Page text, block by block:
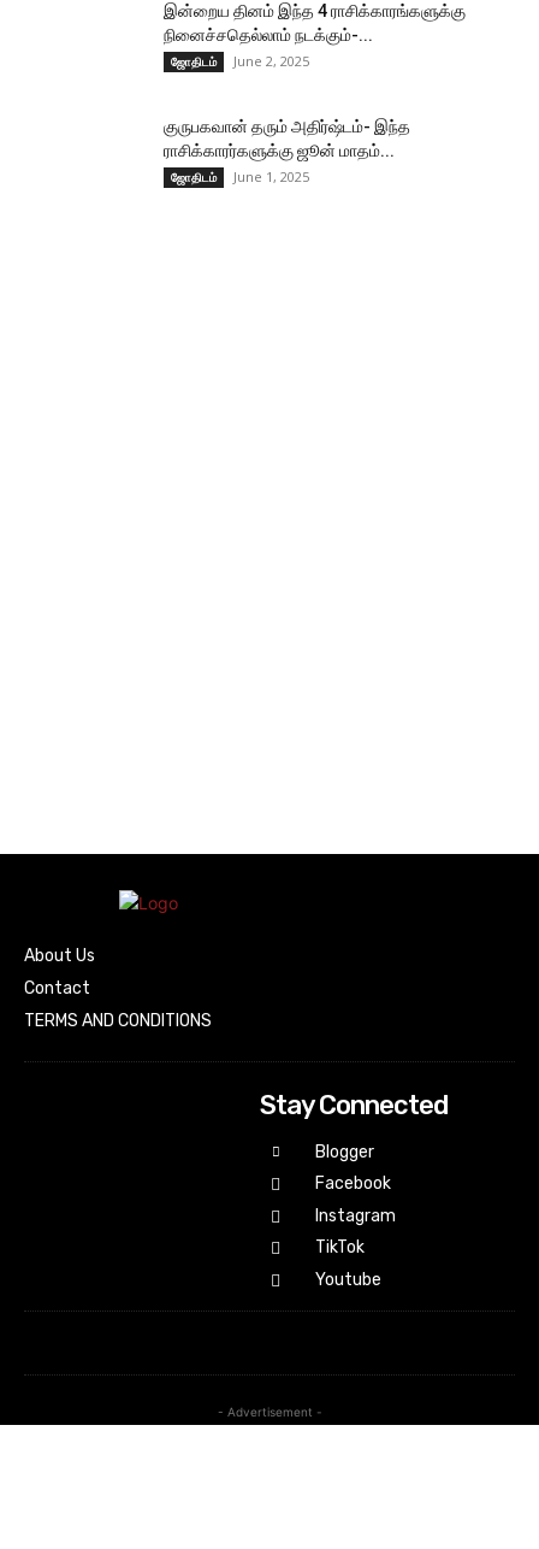
இன்றைய தினம் இந்த 4 ராசிக்காரங்களுக்கு
நினைச்சதெல்லாம் நடக்கும்-...
ஜோதிடம் June 2, 2025
குருபகவான் தரும் அதிர்ஷ்டம்- இந்த
ராசிக்காரர்களுக்கு ஜூன் மாதம்...
ஜோதிடம் June 1, 2025
About Us
Contact
TERMS AND CONDITIONS
Stay Connected
Blogger
Facebook
Instagram
TikTok
Youtube
- Advertisement -